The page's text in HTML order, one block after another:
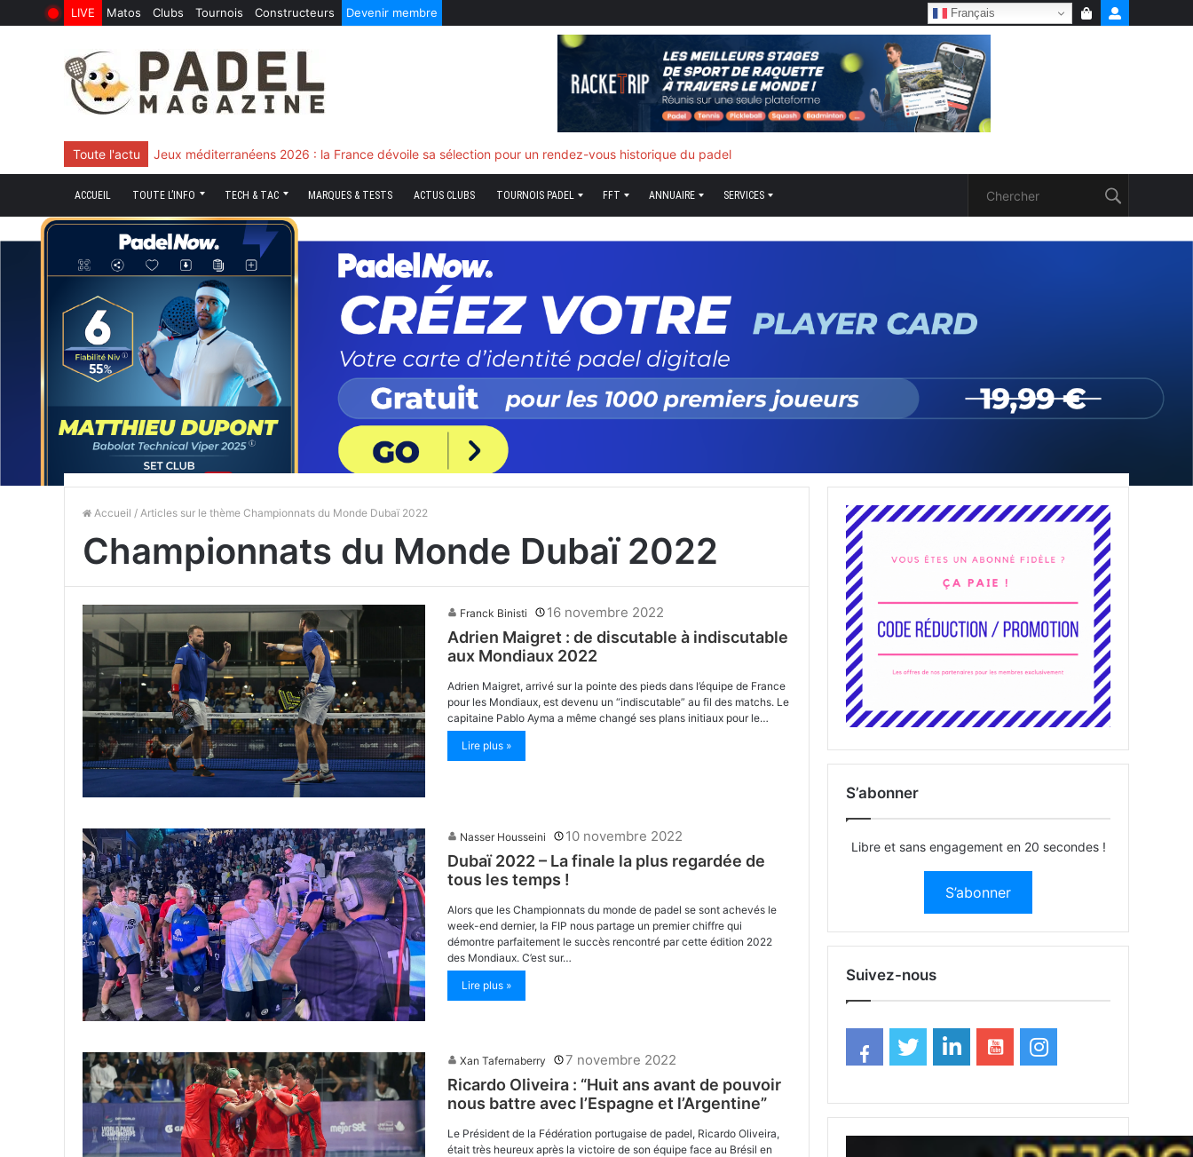
LIVE Matos Clubs Tournois Constructeurs Devenir membre Français
Toute l'actu Chingotto, ciblé tout le match mais décisif quand tout bascule
ACCUEIL TOUTE L’INFO
6 Août 2026
TECH & TAC
10 Juin 2026
MARQUES & TESTS ACTUS CLUBS TOURNOIS PADEL FFT ANNUAIRE SERVICES
Accueil / Articles sur le thème Championnats du Monde Dubaï 2022
Championnats du Monde Dubaï 2022
Franck Binisti 16 novembre 2022
Adrien Maigret : de discutable à indiscutable
aux Mondiaux 2022
Adrien Maigret, arrivé sur la pointe des pieds dans l’équipe de France
pour les Mondiaux, est devenu un “indiscutable” au fil des matchs. Le
capitaine Pablo Ayma a même changé ses plans initiaux pour le…
Lire plus »
Nasser Housseini 10 novembre 2022
Dubaï 2022 – La finale la plus regardée de
tous les temps !
Alors que les Championnats du monde de padel se sont achevés le
week-end dernier, la FIP nous partage un premier chiffre qui
démontre parfaitement le succès rencontré par cette édition 2022
des Mondiaux. C’est sur…
Lire plus »
Xan Tafernaberry 7 novembre 2022
Ricardo Oliveira : “Huit ans avant de pouvoir
nous battre avec l’Espagne et l’Argentine”
Le Président de la Fédération portugaise de padel, Ricardo Oliveira,
était très heureux après la victoire de son équipe face au Brésil en
S’abonner
Libre et sans engagement en 20 secondes !
S’abonner
Suivez-nous